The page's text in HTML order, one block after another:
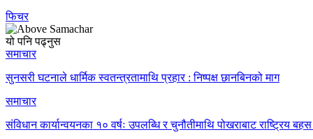
फिचर
यो पनि पढ्नुस
समाचार
सुनसरी घटनाले धार्मिक स्वतन्त्रतामाथि प्रहार : निष्पक्ष छानबिनको माग
समाचार
संविधान कार्यान्वयनका १० वर्षः उपलब्धि र चुनौतीमाथि पोखराबाट राष्ट्रिय